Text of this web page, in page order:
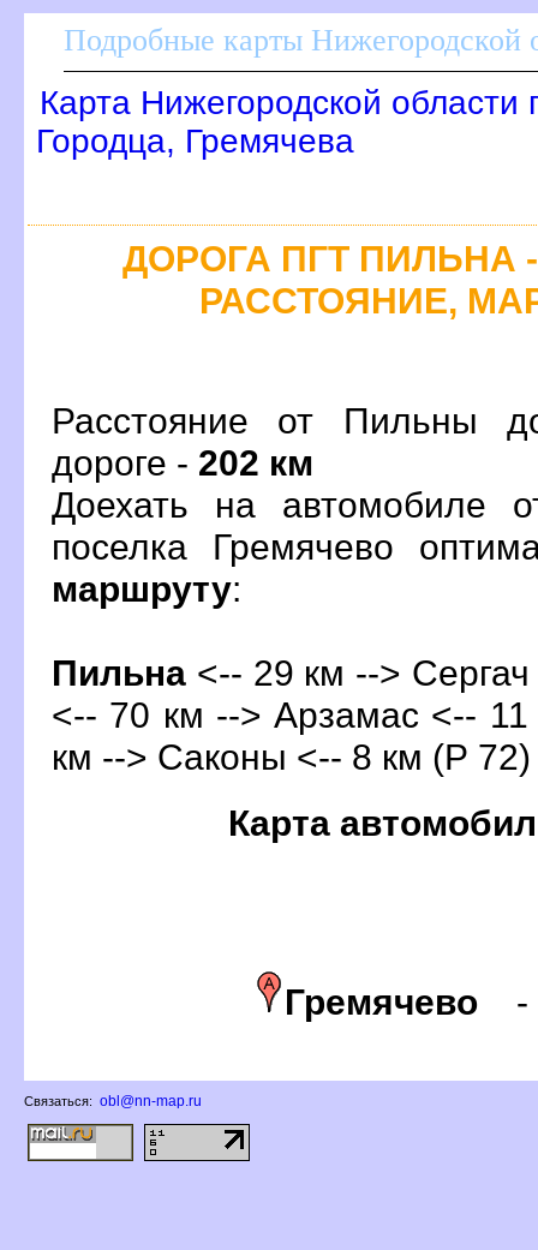
Подробные карты Нижегородской
Карта Нижегородской области
Городца, Гремячева
ДОРОГА ПГТ ПИЛЬНА
РАССТОЯНИЕ,
Расстояние от Пильны
дороге - 202 км
Доехать на автомобиле
поселка Гремячево
маршруту:
Пильна <-- 29 км -->
<-- 70 км --> Арзамас <--
км --> Саконы <-- 8 км (Р
Карта
Гремячево
Связаться: obl@nn-map.ru